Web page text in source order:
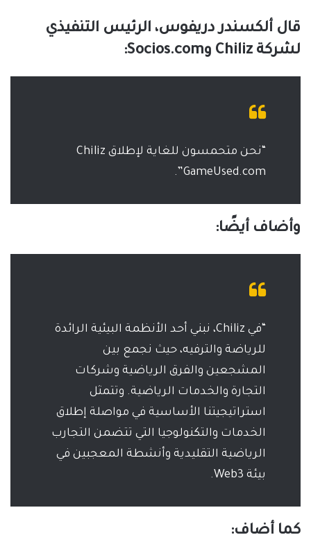
قال ألكسندر دريفوس، الرئيس التنفيذي
لشركة Chiliz وSocios.com:
“نحن متحمسون للغاية لإطلاق Chiliz
GameUsed.com”.
وأضاف أيضًا:
“في Chiliz، نبني أحد الأنظمة البيئية الرائدة
للرياضة والترفيه، حيث نجمع بين
المشجعين والفرق الرياضية وشركات
التجارة والخدمات الرياضية. وتتمثل
استراتيجيتنا الأساسية في مواصلة إطلاق
الخدمات والتكنولوجيا التي تتضمن التجارب
الرياضية التقليدية وأنشطة المعجبين في
بيئة Web3.
كما أضاف: